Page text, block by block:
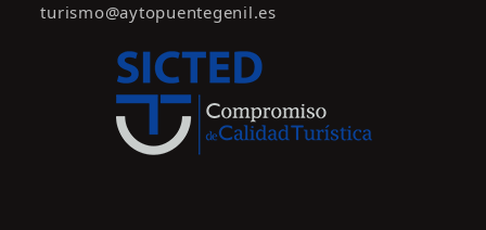
turismo@aytopuentegenil.es